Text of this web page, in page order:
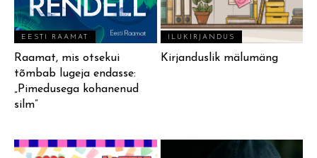
EESTI RAAMAT
Raamat, mis otsekui
tõmbab lugeja endasse:
„Pimedusega kohanenud
silm”
ILUKIRJANDUS
Kirjanduslik mälumäng